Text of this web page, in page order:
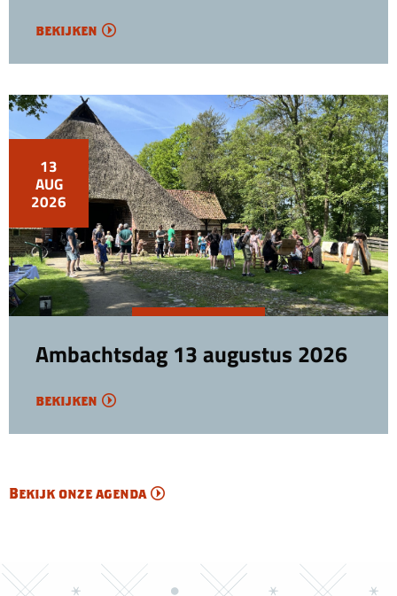
bekijken
13
AUG
2026
Ambachtsdag 13 augustus 2026
bekijken
Bekijk onze agenda